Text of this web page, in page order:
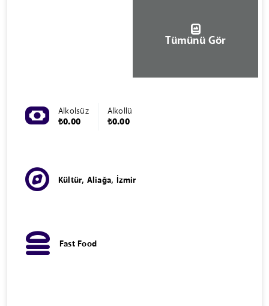
Tümünü Gör
Alkolsüz
₺0.00
Alkollü
₺0.00
Kültür, Aliağa, İzmir
Fast Food